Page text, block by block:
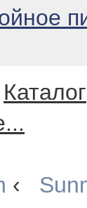
Каталог
‹